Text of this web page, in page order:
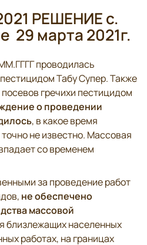
РЕШЕНИЕ с.
29 марта 2021г.
проводилась
Табу Супер. Также
гречихи пестицидом
о проведении
, в какое время
не известно. Массовая
со временем
за проведение работ
не обеспечено
массовой
близлежащих населенных
работах, на границах